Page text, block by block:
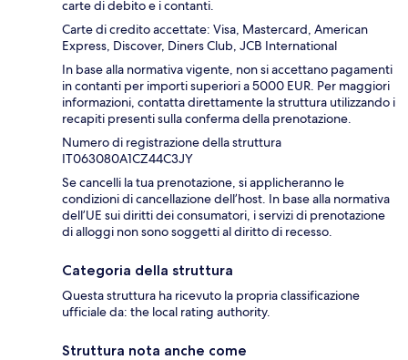
carte di debito e i contanti.
Carte di credito accettate: Visa, Mastercard, American
Express, Discover, Diners Club, JCB International
In base alla normativa vigente, non si accettano pagamenti
in contanti per importi superiori a 5000 EUR. Per maggiori
informazioni, contatta direttamente la struttura utilizzando i
recapiti presenti sulla conferma della prenotazione.
Numero di registrazione della struttura
IT063080A1CZ44C3JY
Se cancelli la tua prenotazione, si applicheranno le
condizioni di cancellazione dell’host. In base alla normativa
dell’UE sui diritti dei consumatori, i servizi di prenotazione
di alloggi non sono soggetti al diritto di recesso.
Categoria della struttura
Questa struttura ha ricevuto la propria classificazione
ufficiale da: the local rating authority.
Struttura nota anche come